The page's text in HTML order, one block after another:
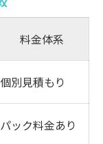
料金体系
個別見積もり
パック料金あり